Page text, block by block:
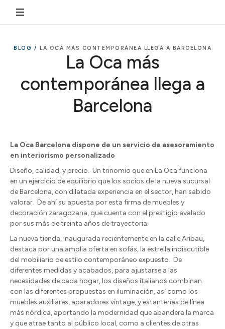
BLOG / LA OCA MÁS CONTEMPORÁNEA LLEGA A BARCELONA
La Oca más
contemporánea llega a
Barcelona
La Oca Barcelona dispone de un servicio de asesoramiento
en interiorismo personalizado
Diseño, calidad, y precio. Un trinomio que en La Oca funciona
en un ejercicio de equilibrio que los socios de la nueva sucursal
de Barcelona, con dilatada experiencia en el sector, han sabido
valorar. De ahí su apuesta por esta firma de muebles y
decoración zaragozana, que cuenta con el prestigio avalado
por sus más de treinta años de trayectoria.
La nueva tienda, inaugurada recientemente en la calle Aribau,
destaca por una amplia oferta en sofás, la estrella indiscutible
del mobiliario de estilo contemporáneo expuesto. De
diferentes medidas y acabados, para ajustarse a las
necesidades de cada hogar, los diseños italianos combinan
con las diferentes propuestas en iluminación, así como los
muebles auxiliares, aparadores vintage, y estanterías de línea
más nórdica, aportando la modernidad que abandera la marca
y que atrae tanto al público local, como a clientes de otras